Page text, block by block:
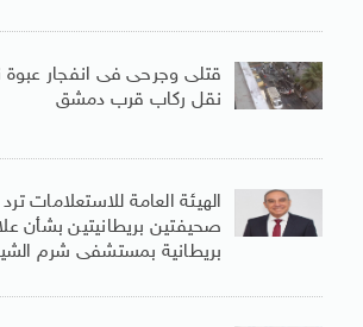
قتلى وجرحى فى انفجار عبوة
نقل ركاب قرب دمشق
الهيئة العامة للاستعلامات
صحيفتين بريطانيتين بشأن
بريطانية بمستشفى شرم